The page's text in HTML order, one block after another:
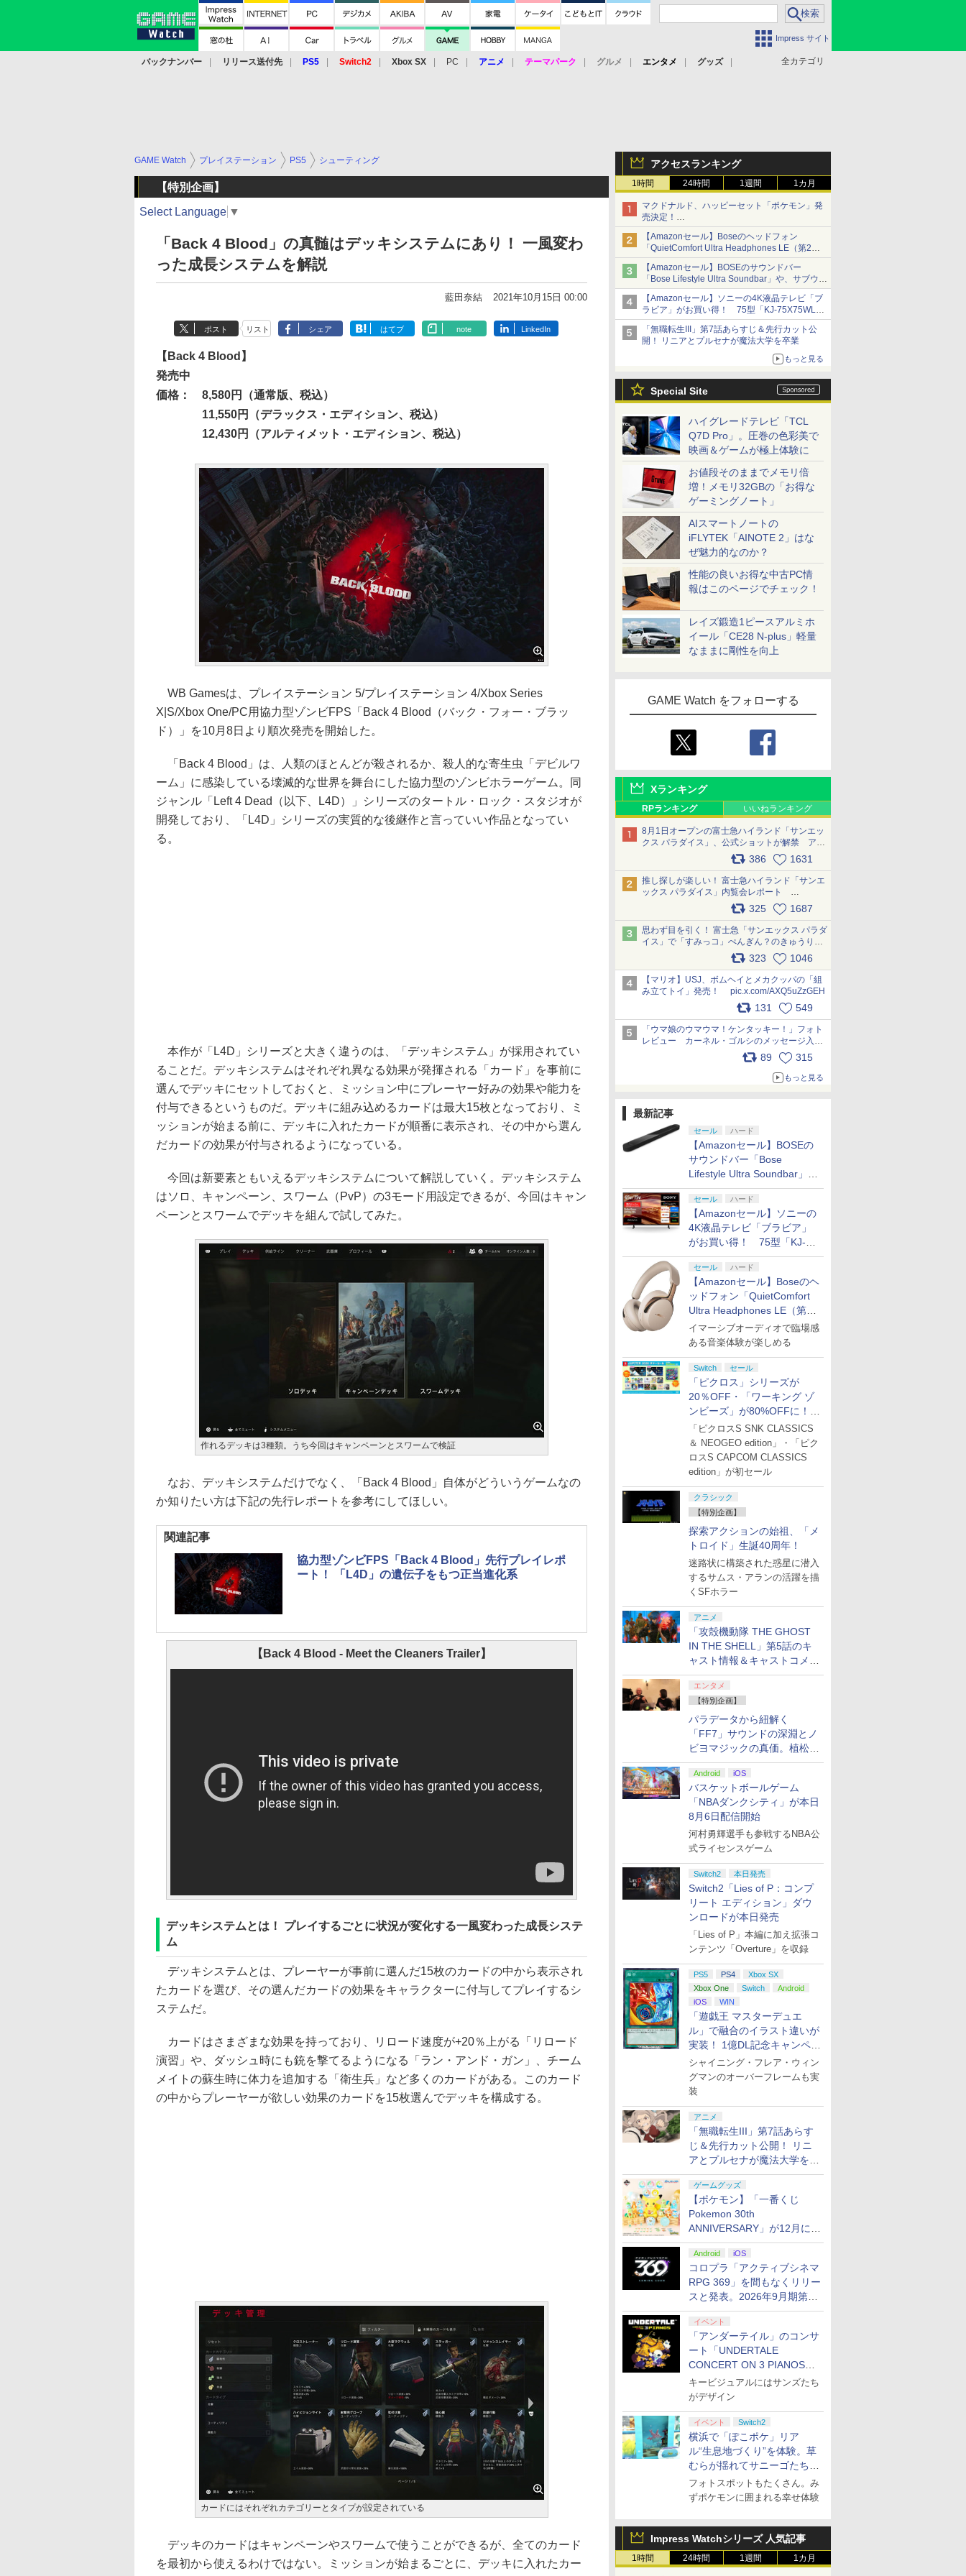
Impress サイト
全カテゴリ
バックナンバー リリース送付先 PS5 Switch2 Xbox SX PC アニメ テーマパーク グルメ エンタメ
グッズ
アクセスランキング
1時間 24時間 1週間 1カ月
マクドナルド、ハッピーセット「ポケモン」発
売決定！
ポケモン30周年記念で30匹が大集合
【Amazonセール】Boseのヘッドフォン
「QuietComfort Ultra Headphones LE（第2世
代）」などお買い得価格で登場
イマーシブオーディオで臨場感ある音楽体験が
楽しめる
【Amazonセール】BOSEのサウンドバー
「Bose Lifestyle Ultra Soundbar」や、サブウー
ファー「Bose Lifestyle Ultra Subwoofer」など
お買い得！
【Amazonセール】ソニーの4K液晶テレビ「ブ
ラビア」がお買い得！ 75型「KJ-75X75WL」
などラインナップ
「無職転生III」第7話あらすじ＆先行カット公
開！ リニアとプルセナが魔法大学を卒業
もっと見る
Special Site
ハイグレードテレビ「TCL
Q7D Pro」。圧巻の色彩美で
映画＆ゲームが極上体験に
お値段そのままでメモリ倍
増！メモリ32GBの「お得な
ゲーミングノート」
AIスマートノートの
iFLYTEK「AINOTE 2」はな
ぜ魅力的なのか？
性能の良いお得な中古PC情
報はこのページでチェック！
レイズ鍛造1ピースアルミホ
イール「CE28 N-plus」軽量
なままに剛性を向上
GAME Watch をフォローする
Xランキング
RPランキング いいねランキング
8月1日オープンの富士急ハイランド「サンエッ
クス パラダイス」、公式ショットが解禁 アト
ラクション、メニュー、グッズ写真を一覧で紹
介 pic.x.com/bDYkq8oRFu
386 1631
推し探しが楽しい！ 富士急ハイランド「サンエ
ックス パラダイス」内覧会レポート
325 1687
思わず目を引く！ 富士急「サンエックス パラダ
イス」で「すみっコ」ぺんぎん？のきゅうりド
ッグを食べてみた イラストそのままのメニュ
ー化に挑戦。これが意外にもおいしい
pic.x.com/Kgl04hZaeg
323 1046
【マリオ】USJ、ボムヘイとメカクッパの「組
み立てトイ」発売！ pic.x.com/AXQ5uZzGEH
131 549
「ウマ娘のウマウマ！ケンタッキー！」フォト
レビュー カーネル・ゴルシのメッセージ入り
パッケージや描き下ろしトレカなどが登場
89 315
もっと見る
最新記事
セール ハード
【Amazonセール】BOSEの
サウンドバー「Bose
Lifestyle Ultra Soundbar」
や、サブウーファー「Bose
Lifestyle Ultra Subwoofer」
などお買い得！
セール ハード
【Amazonセール】ソニーの
4K液晶テレビ「ブラビア」
がお買い得！ 75型「KJ-
75X75WL」などラインナッ
プ
セール ハード
【Amazonセール】Boseのヘ
ッドフォン「QuietComfort
Ultra Headphones LE（第2
世代）」などお買い得価格で
登場
イマーシブオーディオで臨場感
ある音楽体験が楽しめる
Switch セール
「ピクロス」シリーズが
20％OFF・「ワーキング ゾ
ンビーズ」が80%OFFに！
「ジュピターサマーセール
2026」開催
「ピクロスS SNK CLASSICS
＆ NEOGEO edition」・「ピク
ロスS CAPCOM CLASSICS
edition」が初セール
クラシック
【特別企画】
探索アクションの始祖、「メ
トロイド」生誕40周年！
迷路状に構築された惑星に潜入
するサムス・アランの活躍を描
くSFホラー
アニメ
「攻殻機動隊 THE GHOST
IN THE SHELL」第5話のキ
ャスト情報＆キャストコメン
ト、エンドカードを公開！
エンタメ
【特別企画】
パラデータから紐解く
「FF7」サウンドの深淵とノ
ビヨマジックの真価。植松伸
夫氏による「ff vol.7」一挙レ
ポート
Android iOS
バスケットボールゲーム
「NBAダンクシティ」が本日
8月6日配信開始
河村勇輝選手も参戦するNBA公
式ライセンスゲーム
Switch2 本日発売
Switch2「Lies of P：コンプ
リート エディション」ダウ
ンロードが本日発売
「Lies of P」本編に加え拡張コ
ンテンツ「Overture」を収録
PS5 PS4
Xbox SX
Xbox One
Switch
Android
iOS
WIN
「遊戯王 マスターデュエ
ル」で融合のイラスト違いが
実装！ 1億DL記念キャンペー
ン開催
シャイニング・フレア・ウィン
グマンのオーバーフレームも実
装
アニメ
「無職転生III」第7話あらす
じ＆先行カット公開！ リニ
アとプルセナが魔法大学を卒
業
ゲームグッズ
【ポケモン】「一番くじ
Pokemon 30th
ANNIVERSARY」が12月に再
販決定！ ピカチュウたちの
ぬいぐるみが当たる
Android iOS
コロプラ「アクティブシネマ
RPG 369」を間もなくリリー
スと発表。2026年9月期第3
四半期決算にて
イベント
「アンダーテイル」のコンサ
ート「UNDERTALE
CONCERT ON 3 PIANOS」
のチケット情報が公開
キービジュアルにはサンズたち
がデザイン
イベント Switch2
横浜で「ぽこポケ」リア
ル“生息地づくり”を体験。草
むらが揺れてサニーゴたちが
登場！
フォトスポットもたくさん。み
ずポケモンに囲まれる幸せ体験
Impress Watchシリーズ 人気記事
1時間 24時間 1週間 1カ月
GAME Watch プレイステーション PS5 シューティング
【特別企画】
Select Language ▼
「Back 4 Blood」の真髄はデッキシステムにあり！ 一風変わ
った成長システムを解説
藍田奈結 2021年10月15日 00:00
ポスト リスト シェア はてブ note LinkedIn
【Back 4 Blood】
発売中
価格：
8,580円（通常版、税込）
11,550円（デラックス・エディション、税込）
12,430円（アルティメット・エディション、税込）
WB Gamesは、プレイステーション 5/プレイステーション 4/Xbox Series
X|S/Xbox One/PC用協力型ゾンビFPS「Back 4 Blood（バック・フォー・ブラッ
ド）」を10月8日より順次発売を開始した。
「Back 4 Blood」は、人類のほとんどが殺されるか、殺人的な寄生虫「デビルワ
ーム」に感染している壊滅的な世界を舞台にした協力型のゾンビホラーゲーム。同
ジャンル「Left 4 Dead（以下、L4D）」シリーズのタートル・ロック・スタジオが
開発しており、「L4D」シリーズの実質的な後継作と言っていい作品となってい
る。
本作が「L4D」シリーズと大きく違うのは、「デッキシステム」が採用されてい
ることだ。デッキシステムはそれぞれ異なる効果が発揮される「カード」を事前に
選んでデッキにセットしておくと、ミッション中にプレーヤー好みの効果や能力を
付与できるというものだ。デッキに組み込めるカードは最大15枚となっており、ミ
ッションが始まる前に、デッキに入れたカードが順番に表示され、その中から選ん
だカードの効果が付与されるようになっている。
今回は新要素ともいえるデッキシステムについて解説していく。デッキシステム
はソロ、キャンペーン、スワーム（PvP）の3モード用設定できるが、今回はキャン
ペーンとスワームでデッキを組んで試してみた。
作れるデッキは3種類。うち今回はキャンペーンとスワームで検証
なお、デッキシステムだけでなく、「Back 4 Blood」自体がどういうゲームなの
か知りたい方は下記の先行レポートを参考にしてほしい。
関連記事
協力型ゾンビFPS「Back 4 Blood」先行プレイレポ
ート！ 「L4D」の遺伝子をもつ正当進化系
【Back 4 Blood - Meet the Cleaners Trailer】
デッキシステムとは！ プレイするごとに状況が変化する一風変わった成長システ
ム
デッキシステムとは、プレーヤーが事前に選んだ15枚のカードの中から表示され
たカードを選び、その選んだカードの効果をキャラクターに付与してプレイするシ
ステムだ。
カードはさまざまな効果を持っており、リロード速度が+20％上がる「リロード
演習」や、ダッシュ時にも銃を撃てるようになる「ラン・アンド・ガン」、チーム
メイトの蘇生時に体力を追加する「衛生兵」など多くのカードがある。このカード
の中からプレーヤーが欲しい効果のカードを15枚選んでデッキを構成する。
カードにはそれぞれカテゴリーとタイプが設定されている
デッキのカードはキャンペーンやスワームで使うことができるが、全てのカード
を最初から使えるわけではない。ミッションが始まるごとに、デッキに入れたカー